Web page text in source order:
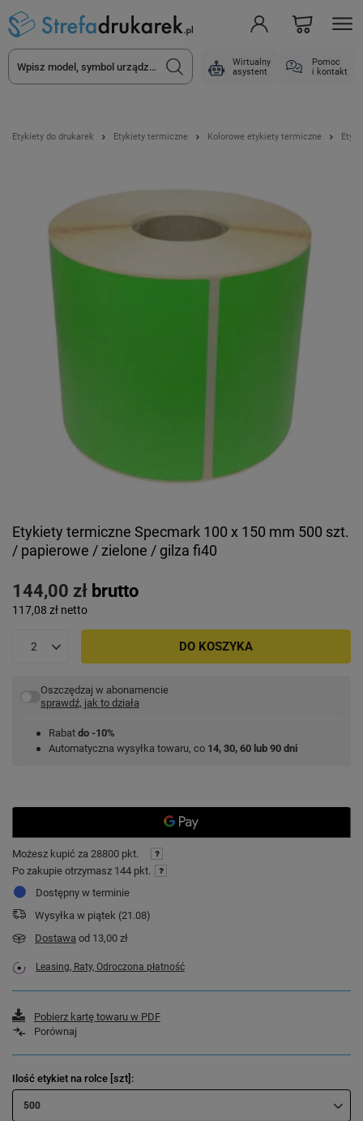
Wirtualny
asystent
Pomoc
i kontakt
Etykiety do drukarek Etykiety termiczne Kolorowe etykiety termiczne
Etykiety termiczne Specmark 100 x 150 mm 500 szt.
/ papierowe / zielone / gilza fi40
144,00 zł brutto
117,08 zł netto
DO KOSZYKA
Oszczędzaj w abonamencie
sprawdź, jak to działa
Rabat do -10%
Automatyczna wysyłka towaru, co 14, 30, 60 lub 90 dni
Możesz kupić za 28800 pkt.
Po zakupie otrzymasz 144 pkt.
Dostępny w terminie
Wysyłka w piątek (21.08)
Dostawa od 13,00 zł
Leasing, Raty, Odroczona płatność
Pobierz kartę towaru w PDF
Porównaj
Ilość etykiet na rolce [szt]
500